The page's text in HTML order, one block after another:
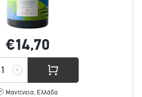
€14,70
Μαντίνεια, Ελλάδα